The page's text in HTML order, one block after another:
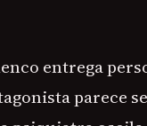
entrega
parece